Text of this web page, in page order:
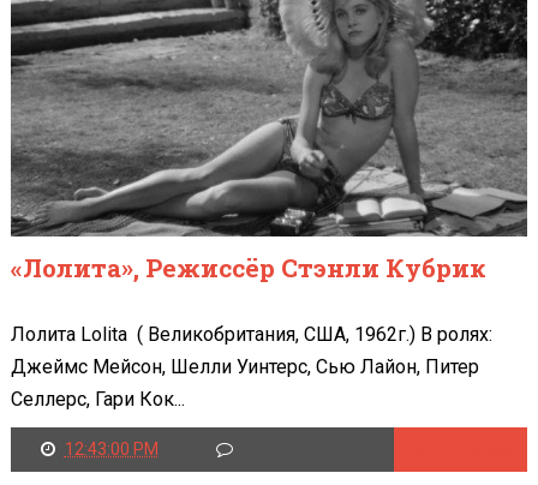
«Лолита», Режиссёр Стэнли Кубрик
Лолита Lolita ( Великобритания, США, 1962г.) В ролях:
Джеймс Мейсон, Шелли Уинтерс, Сью Лайон, Питер
Селлерс, Гари Кок...
12:43:00 PM